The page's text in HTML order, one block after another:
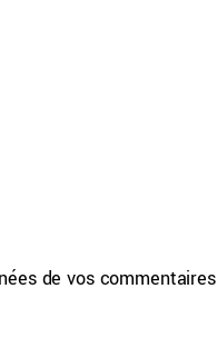
de vos commentaires